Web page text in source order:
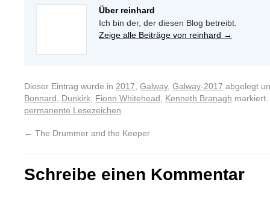
Über reinhard
Ich bin der, der diesen Blog betreibt.
Zeige alle Beiträge von reinhard →
Dieser Eintrag wurde in 2017 Galway, Galway-2017 abgelegt
Bonnard
Dunkirk Fionn Whitehead Kenneth Branagh
permanente Lesezeichen
← The Drummer and the Keeper
Schreibe einen Kommentar